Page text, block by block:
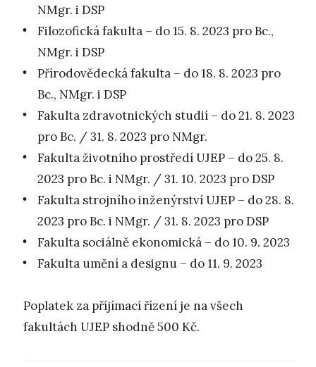
NMgr. i DSP
Filozofická fakulta – do 15. 8. 2023 pro Bc.,
NMgr. i DSP
Přírodovědecká fakulta – do 18. 8. 2023 pro
Bc., NMgr. i DSP
Fakulta zdravotnických studií – do 21. 8. 2023
pro Bc. / 31. 8. 2023 pro NMgr.
Fakulta životního prostředí UJEP – do 25. 8.
2023 pro Bc. i NMgr. / 31. 10. 2023 pro DSP
Fakulta strojního inženýrství UJEP – do 28. 8.
2023 pro Bc. i NMgr. / 31. 8. 2023 pro DSP
Fakulta sociálně ekonomická – do 10. 9. 2023
Fakulta umění a designu – do 11. 9. 2023
Poplatek za příjímací řízení je na všech
fakultách UJEP shodně 500 Kč.